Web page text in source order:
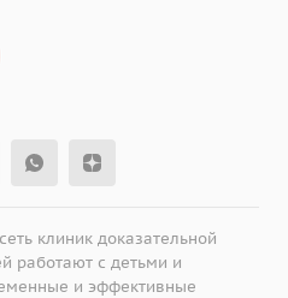
клиник доказательной
работают с детьми и
и эффективные